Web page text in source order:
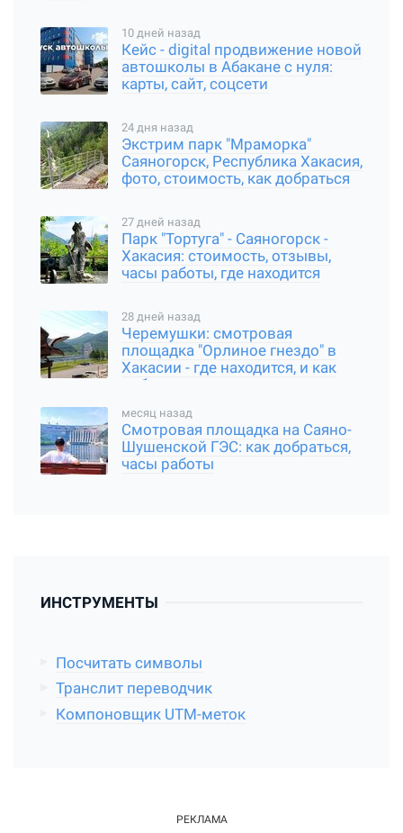
10 дней назад
Кейс - digital продвижение новой
автошколы в Абакане с нуля:
карты, сайт, соцсети
24 дня назад
Экстрим парк "Мраморка"
Саяногорск, Республика Хакасия,
фото, стоимость, как добраться
27 дней назад
Парк "Тортуга" - Саяногорск -
Хакасия: стоимость, отзывы,
часы работы, где находится
28 дней назад
Черемушки: смотровая
площадка "Орлиное гнездо" в
Хакасии - где находится, и как
добраться
месяц назад
Смотровая площадка на Саяно-
Шушенской ГЭС: как добраться,
часы работы
ИНСТРУМЕНТЫ
Посчитать символы
Транслит переводчик
Компоновщик UTM-меток